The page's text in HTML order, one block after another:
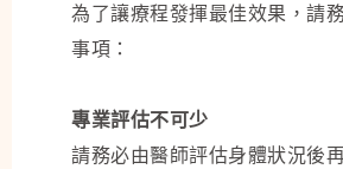
為了讓療程發揮最佳效果，請
事項：
專業評估不可少
請務必由醫師評估身體狀況後